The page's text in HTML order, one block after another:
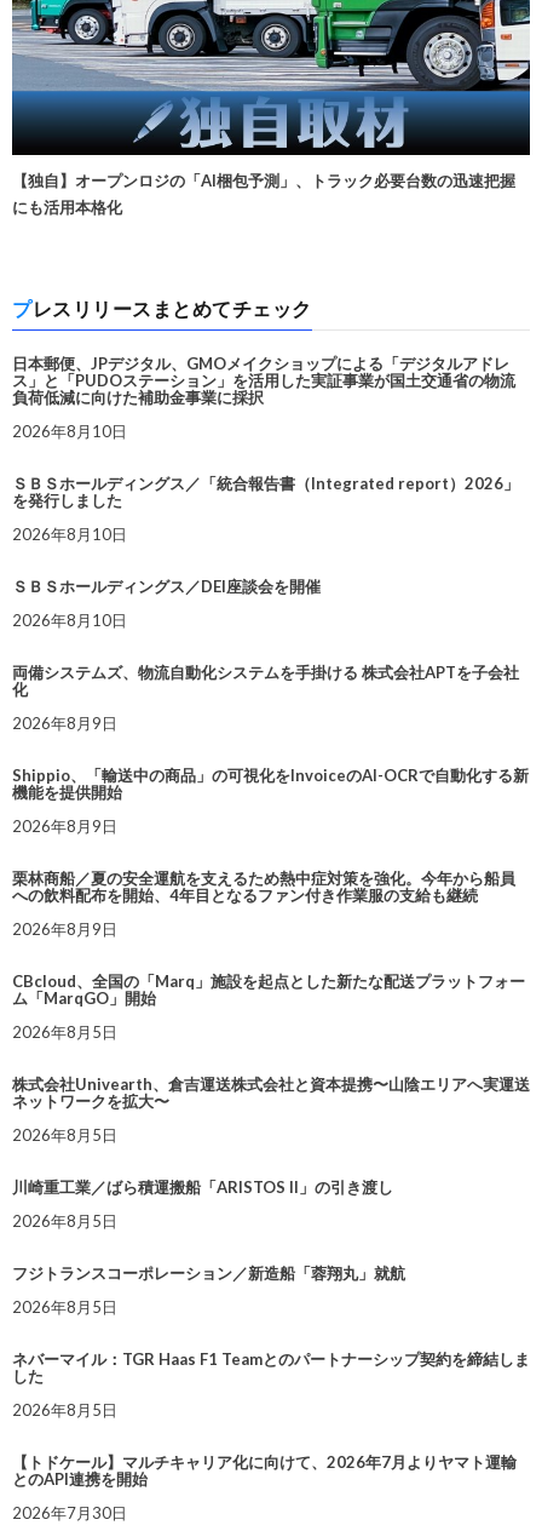
【独自】オープンロジの「AI梱包予測」、トラック必要台数の迅速把握
にも活用本格化
プレスリリースまとめてチェック
日本郵便、JPデジタル、GMOメイクショップによる「デジタルアドレ
ス」と「PUDOステーション」を活用した実証事業が国土交通省の物流
負荷低減に向けた補助金事業に採択
2026年8月10日
ＳＢＳホールディングス／「統合報告書（Integrated report）2026」
を発行しました
2026年8月10日
ＳＢＳホールディングス／DEI座談会を開催
2026年8月10日
両備システムズ、物流自動化システムを手掛ける 株式会社APTを子会社
化
2026年8月9日
Shippio、「輸送中の商品」の可視化をInvoiceのAI-OCRで自動化する新
機能を提供開始
2026年8月9日
栗林商船／夏の安全運航を支えるため熱中症対策を強化。今年から船員
への飲料配布を開始、4年目となるファン付き作業服の支給も継続
2026年8月9日
CBcloud、全国の「Marq」施設を起点とした新たな配送プラットフォー
ム「MarqGO」開始
2026年8月5日
株式会社Univearth、倉吉運送株式会社と資本提携〜山陰エリアへ実運送
ネットワークを拡大〜
2026年8月5日
川崎重工業／ばら積運搬船「ARISTOS II」の引き渡し
2026年8月5日
フジトランスコーポレーション／新造船「蓉翔丸」就航
2026年8月5日
ネバーマイル：TGR Haas F1 Teamとのパートナーシップ契約を締結しま
した
2026年8月5日
【トドケール】マルチキャリア化に向けて、2026年7月よりヤマト運輸
とのAPI連携を開始
2026年7月30日